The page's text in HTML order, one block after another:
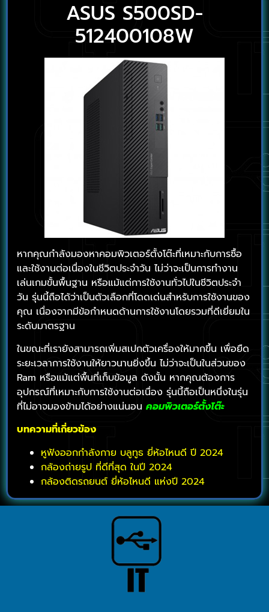
ASUS S500SD-
512400108W
หากคุณกำลังมองหาคอมพิวเตอร์ตั้งโต๊ะที่เหมาะกับการซื้อ
และใช้งานต่อเนื่องในชีวิตประจำวัน ไม่ว่าจะเป็นการทำงาน
เล่นเกมขั้นพื้นฐาน หรือแม้แต่การใช้งานทั่วไปในชีวิตประจำ
วัน รุ่นนี้ถือได้ว่าเป็นตัวเลือกที่โดดเด่นสำหรับการใช้งานของ
คุณ เนื่องจากมีข้อกำหนดด้านการใช้งานโดยรวมที่ดีเยี่ยมใน
ระดับมาตรฐาน
ในขณะที่เรายังสามารถเพิ่มสเปกตัวเครื่องให้มากขึ้น เพื่อยืด
ระยะเวลาการใช้งานให้ยาวนานยิ่งขึ้น ไม่ว่าจะเป็นในส่วนของ
Ram หรือแม้แต่พื้นที่เก็บข้อมูล ดังนั้น หากคุณต้องการ
อุปกรณ์ที่เหมาะกับการใช้งานต่อเนื่อง รุ่นนี้ถือเป็นหนึ่งในรุ่น
ที่ไม่อาจมองข้ามได้อย่างแน่นอน คอมพิวเตอร์ตั้งโต๊ะ
บทความที่เกี่ยวข้อง
หูฟังออกกําลังกาย บลูทูธ ยี่ห้อไหนดี ปี 2024
กล้องถ่ายรูป ที่ดีที่สุด ในปี 2024
กล้องติดรถยนต์ ยี่ห้อไหนดี แห่งปี 2024